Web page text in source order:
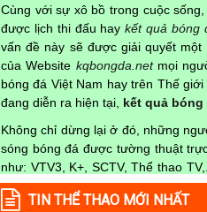
Cùng với sự xô bồ trong cuộc
được lịch thi đấu haykết quả bóng
vấn đề này sẽ được giải quyết
của Website kqbongda.netmọi
bóng đá Việt Nam hay trên Thế
đang diễn ra hiện tại, kết quả bóng
Không chỉ dừng lại ở đó, những
sóng bóng đá được tường thuật
như: VTV3, K+, SCTV, Thể thao
nào trong từng mùa giải, hãy
Kqbongdađể cập nhật thông tin
TIN THỂ THAO MỚI NHẤT